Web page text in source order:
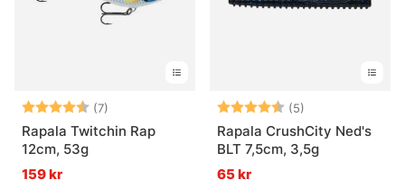
Betyg: (7)
4.3 utav 5 stjärnor
Rapala Twitchin Rap
12cm, 53g
159 kr
Betyg: (5)
Rapala CrushCity Ned's
BLT 7,5cm, 3,5g
65 kr